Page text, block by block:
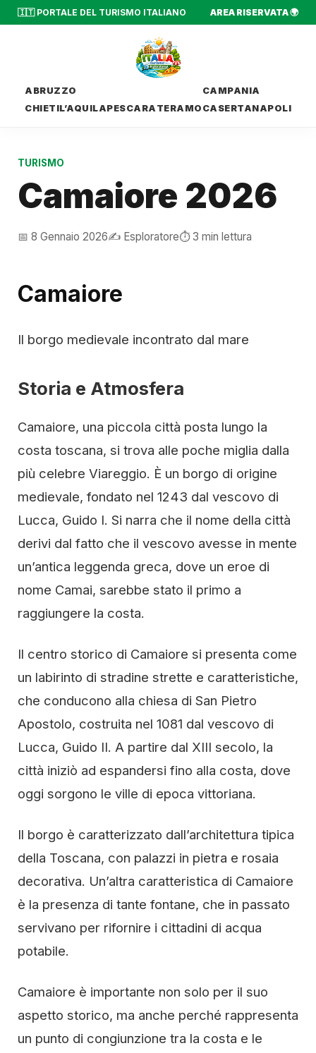
🇮🇹 PORTALE DEL TURISMO ITALIANO AREA RISERVATA 🌍
ABRUZZO
CHIETIL’AQUILAPESCARA TERAMO
CAMPANIA
CASERTANAPOLI
TURISMO
Camaiore 2026
📅 8 Gennaio 2026✍️ Esploratore⏱️ 3 min lettura
Camaiore
Il borgo medievale incontrato dal mare
Storia e Atmosfera
Camaiore, una piccola città posta lungo la
costa toscana, si trova alle poche miglia dalla
più celebre Viareggio. È un borgo di origine
medievale, fondato nel 1243 dal vescovo di
Lucca, Guido I. Si narra che il nome della città
derivi dal fatto che il vescovo avesse in mente
un’antica leggenda greca, dove un eroe di
nome Camai, sarebbe stato il primo a
raggiungere la costa.
Il centro storico di Camaiore si presenta come
un labirinto di stradine strette e caratteristiche,
che conducono alla chiesa di San Pietro
Apostolo, costruita nel 1081 dal vescovo di
Lucca, Guido II. A partire dal XIII secolo, la
città iniziò ad espandersi fino alla costa, dove
oggi sorgono le ville di epoca vittoriana.
Il borgo è caratterizzato dall’architettura tipica
della Toscana, con palazzi in pietra e rosaia
decorativa. Un’altra caratteristica di Camaiore
è la presenza di tante fontane, che in passato
servivano per rifornire i cittadini di acqua
potabile.
Camaiore è importante non solo per il suo
aspetto storico, ma anche perché rappresenta
un punto di congiunzione tra la costa e le